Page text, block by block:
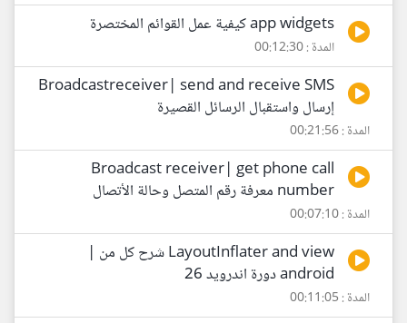
app widgets كيفية عمل القوائم المختصرة
المدة : 00:12:30
Broadcastreceiver| send and receive SMS
إرسال واستقبال الرسائل القصيرة
المدة : 00:21:56
Broadcast receiver| get phone call
number معرفة رقم المتصل وحالة الأتصال
المدة : 00:07:10
LayoutInflater and view شرح كل من |
android دورة اندرويد 26
المدة : 00:11:05